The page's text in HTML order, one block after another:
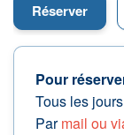
Réserver
Pour
Tous les
Parmail ou